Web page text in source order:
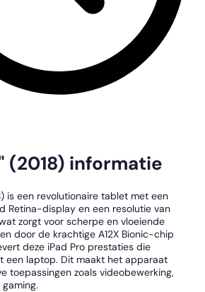
(2018) informatie
is een revolutionaire tablet met een
Retina-display en een resolutie van
zorgt voor scherpe en vloeiende
door de krachtige A12X Bionic-chip
deze iPad Pro prestaties die
een laptop. Dit maakt het apparaat
toepassingen zoals videobewerking,